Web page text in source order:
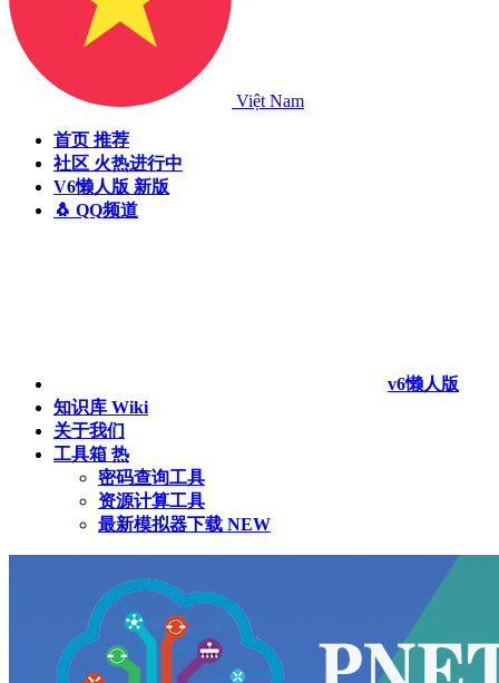
Việt Nam
首页 推荐
社区 火热进行中
V6懒人版 新版
🐧 QQ频道
v6懒人版
知识库 Wiki
关于我们
工具箱 热
密码查询工具
资源计算工具
最新模拟器下载 NEW